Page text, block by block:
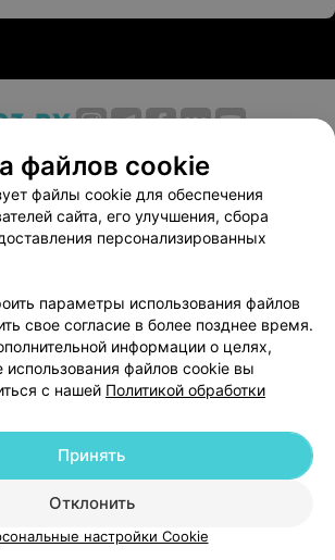
проекта
Размещение рекламы
маркетинг
Публичный договор
соглашение
Способы оплаты
Вакансии
Партнеры
Написать в поддержку
настройки cookie
персональных данных
Толбухина, 2, пом. 16 | help@103.by
ВЫ ВЛАДЕЛЕЦ?
файлов cookie
файлы cookie для обеспечения
сайта, его улучшения, сбора
персонализированных
параметры использования файлов
свое согласие в более позднее время.
информации о целях,
использования файлов cookie вы
с нашей Политикой обработки
Отклонить
Принять
настройки Cookie